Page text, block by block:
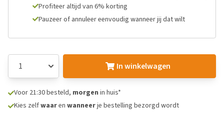
Profiteer altijd van 6% korting
Pauzeer of annuleer eenvoudig wanneer jij dat wilt
In winkelwagen
Voor 21:30 besteld, morgen in huis*
Kies zelfwaaren wanneerje bestelling bezorgd wordt